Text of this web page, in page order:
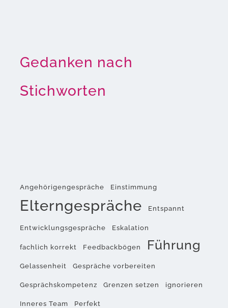
Gedanken nach
Stichworten
Angehörigengespräche Einstimmung
Elterngespräche Entspannt
Entwicklungsgespräche Eskalation
fachlich korrekt Feedbackbögen Führung
Gelassenheit Gespräche vorbereiten
Gesprächskompetenz Grenzen setzen ignorieren
Inneres Team Perfekt